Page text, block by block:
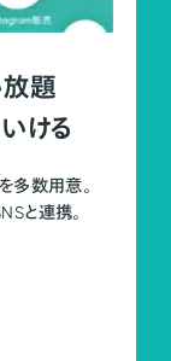
題
ける
多数用意。
と連携。